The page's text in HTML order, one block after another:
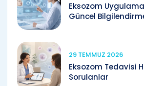
Eksozom
Güncel
29 TEMMUZ 2026
Eksozom Tedavisi
Sorulanlar